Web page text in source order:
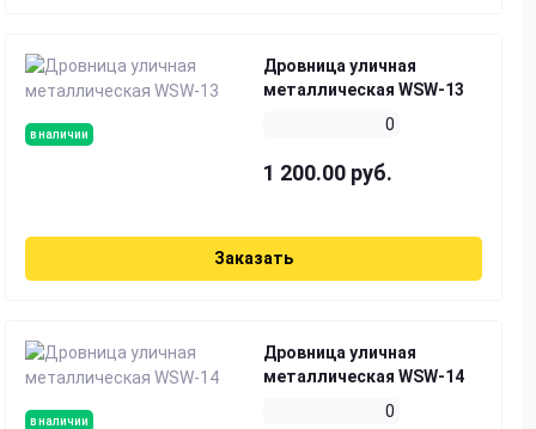
в наличии
Дровница уличная
металлическая WSW-13
0
1 200.00 руб.
Заказать
в наличии
Дровница уличная
металлическая WSW-14
0